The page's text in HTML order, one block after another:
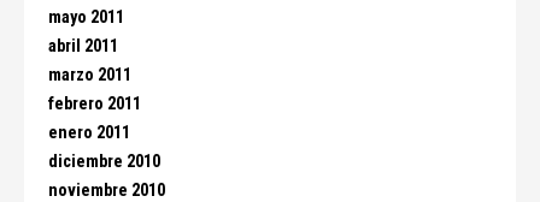
mayo 2011
abril 2011
marzo 2011
febrero 2011
enero 2011
diciembre 2010
noviembre 2010